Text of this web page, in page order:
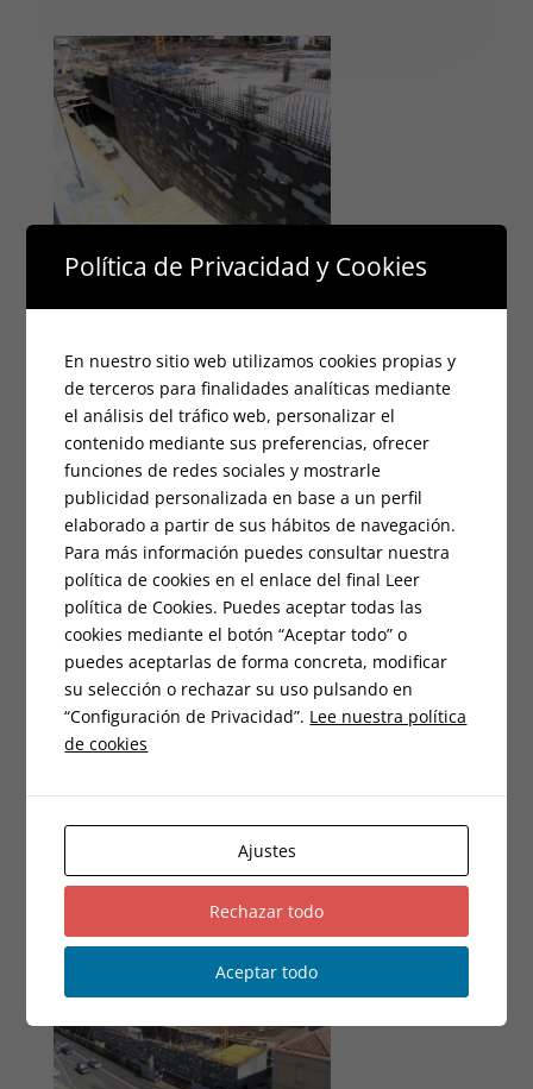
Política de Privacidad y Cookies
En nuestro sitio web utilizamos cookies propias y
de terceros para finalidades analíticas mediante
el análisis del tráfico web, personalizar el
contenido mediante sus preferencias, ofrecer
funciones de redes sociales y mostrarle
publicidad personalizada en base a un perfil
elaborado a partir de sus hábitos de navegación.
Para más información puedes consultar nuestra
política de cookies en el enlace del final Leer
política de Cookies. Puedes aceptar todas las
cookies mediante el botón “Aceptar todo” o
puedes aceptarlas de forma concreta, modificar
su selección o rechazar su uso pulsando en
“Configuración de Privacidad”. Lee nuestra política
de cookies
Ajustes
Rechazar todo
Aceptar todo